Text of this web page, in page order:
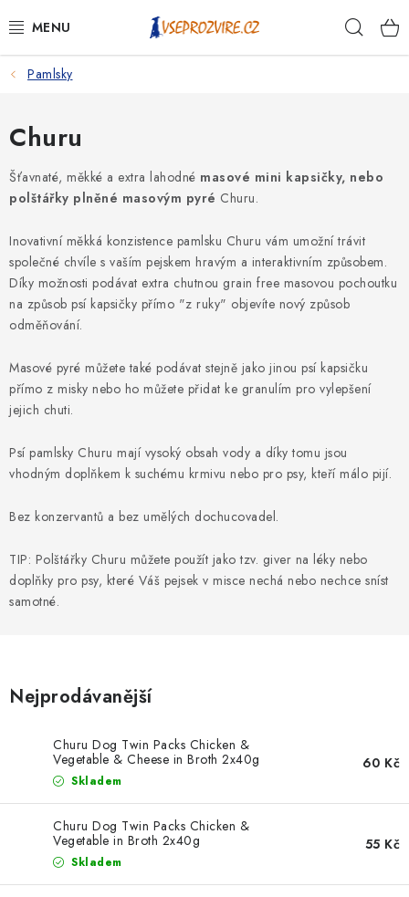
na
PSI
KOČKY
KONĚ
PRO CHOVATELE
NA NEMOCI
KRÁLÍCI/HLODAVCI/PTÁCI
SLEVY
ZNAČKY
Ceník dopravy Kontakty
Obchodní podmínky
Pamlsky
Churu
Šťavnaté, měkké a extra lahodné masové mini kapsičky, nebo
polštářky plněné masovým pyré Churu.
Inovativní měkká konzistence pamlsku Churu vám umožní trávit
společné chvíle s vaším pejskem hravým a interaktivním způsobem.
Díky možnosti podávat extra chutnou grain free masovou pochoutku
na způsob psí kapsičky přímo "z ruky" objevíte nový způsob
odměňování.
Masové pyré můžete také podávat stejně jako jinou psí kapsičku
přímo z misky nebo ho můžete přidat ke granulím pro vylepšení
jejich chuti.
Psí pamlsky Churu mají vysoký obsah vody a díky tomu jsou
vhodným doplňkem k suchému krmivu nebo pro psy, kteří málo pijí.
Bez konzervantů a bez umělých dochucovadel.
TIP: Polštářky Churu můžete použít jako tzv. giver na léky nebo
doplňky pro psy, které Váš pejsek v misce nechá nebo nechce sníst
samotné.
Nejprodávanější
Churu Dog Twin Packs Chicken &
Vegetable & Cheese in Broth 2x40g
Skladem
60 Kč
Churu Dog Twin Packs Chicken &
Vegetable in Broth 2x40g
Skladem
55 Kč